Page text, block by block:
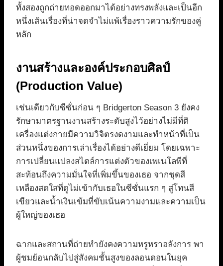
ทั้งสองถูกถ่ายทอดออกมาได้อย่างทรงพลังและเป็นอีก
หนึ่งเส้นเรื่องที่น่าจดจำไม่แพ้เรื่องราวความรักของคู่
หลัก
งานสร้างและองค์ประกอบศิลป์
(Production Value)
เช่นเดียวกับซีซั่นก่อน ๆ Bridgerton Season 3 ยังคง
รักษามาตรฐานงานสร้างระดับสูงไว้อย่างไม่มีที่ติ
เครื่องแต่งกายมีความวิจิตรงดงามและทำหน้าที่เป็น
ส่วนหนึ่งของการเล่าเรื่องได้อย่างดีเยี่ยม โดยเฉพาะ
การเปลี่ยนแปลงสไตล์การแต่งตัวของเพเนโลพีที่
สะท้อนถึงความมั่นใจที่เพิ่มขึ้นของเธอ จากชุดสี
เหลืองสดใสที่ดูไม่เข้ากับเธอในซีซั่นแรก ๆ สู่โทนสี
เขียวและน้ำเงินเข้มที่ขับเน้นความงามและความเป็น
ผู้ใหญ่ของเธอ
ฉากและสถานที่ถ่ายทำยังคงความหรูหราอลังการ พา
ผู้ชมย้อนกลับไปสู่สังคมชั้นสูงของลอนดอนในยุค